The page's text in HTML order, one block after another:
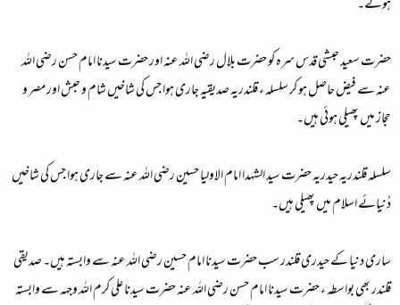
ہوئے۔
حضرت سعید حبشی قدس سرہ کو حضرت بلال رضی اللہ عنہ اور حضرت سیدنا امام حسن رضی اللہ
عنہ سے فیض حاصل ہو کر سلسلہ ء قلندریہ صدیقیہ جاری ہوا جس کی شاخیں شام و حبش اور مصر و
حجاز میں پھیلی ہوئی ہیں۔
سلسلہ قلندریہ حیدریہ حضرت سید الشہدا امام الاولیا حسین رضی اللہ عنہ سے جاری ہوا جس کی شاخیں
دُنیائے اسلام میں پھیلی ہیں۔
ساری دنیا کے حیدری قلندر سب حضرت سیدنا امام حسین رضی اللہ عنہ سے وابستہ ہیں۔ صدیقی
قلندر بھی بواسطہ ء حضرت سیدنا امام حسن رضی اللہ عنہ حضرت سیدنا علی کرم اللہ وجہہ سے وابستہ